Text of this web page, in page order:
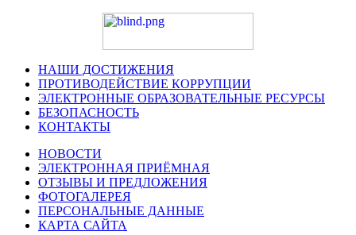
НАШИ ДОСТИЖЕНИЯ
ПРОТИВОДЕЙСТВИЕ КОРРУПЦИИ
ЭЛЕКТРОННЫЕ ОБРАЗОВАТЕЛЬНЫЕ РЕСУРСЫ
БЕЗОПАСНОСТЬ
КОНТАКТЫ
НОВОСТИ
ЭЛЕКТРОННАЯ ПРИЁМНАЯ
ОТЗЫВЫ И ПРЕДЛОЖЕНИЯ
ФОТОГАЛЕРЕЯ
ПЕРСОНАЛЬНЫЕ ДАННЫЕ
КАРТА САЙТА